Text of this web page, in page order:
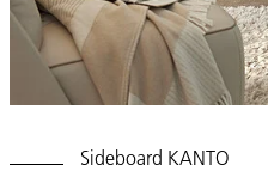
Sideboard KANTO